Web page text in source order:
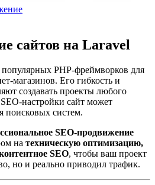
сайтов на Laravel
PHP-фреймворков для
магазинов. Его гибкость и
создавать проекты любого
настройки сайт может
поисковых систем.
SEO-продвижение
на техническую оптимизацию,
SEO, чтобы ваш проект
но и реально приводил трафик.